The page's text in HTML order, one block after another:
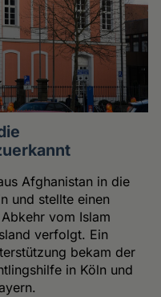
Afghanistan in die
und stellte einen
vom Islam
verfolgt. Ein
bekam der
in Köln und